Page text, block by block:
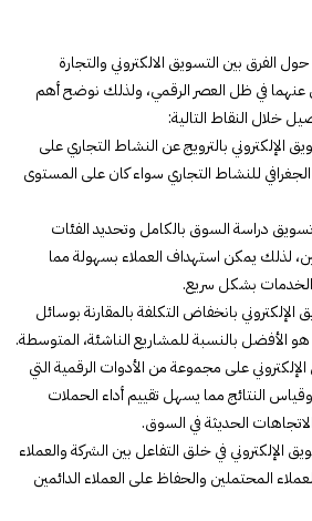
الفرق بين التسويق الالكتروني والتجارة
عنهما في ظل العصر الرقمي، ولذلك نوضح أهم
خلال النقاط التالية:
الإلكتروني بالترويج عن النشاط التجاري على
للنشاط التجاري سواء كان على المستوى
دراسة السوق بالكامل وتحديد الفئات
لذلك يمكن استهداف العملاء بسهولة مما
بشكل سريع.
الإلكتروني بانخفاض التكلفة بالمقارنة بوسائل
هو الأفضل بالنسبة للمشاريع الناشئة، المتوسطة.
على مجموعة من الأدوات الرقمية التي
وقياس النتائج مما يسهل تقييم أداء الحملات
الحديثة في السوق.
الإلكتروني في خلق التفاعل بين الشركة والعملاء
المحتملين والحفاظ على العملاء الدائمين